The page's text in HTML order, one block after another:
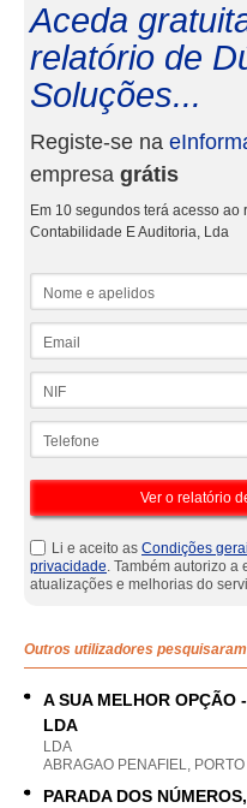
Aceda
relatório de
Soluções...
Registe-se na
empresa grátis
Em 10 segundos terá acesso
Contabilidade E Auditoria, Lda
Li e aceito as Condições
privacidade. Também autorizo a
atualizações e melhorias do
Outros utilizadores pesquisaram
A SUA MELHOR OPÇÃO
LDA
LDA
ABRAGAO PENAFIEL, PORTO
PARADA DOS